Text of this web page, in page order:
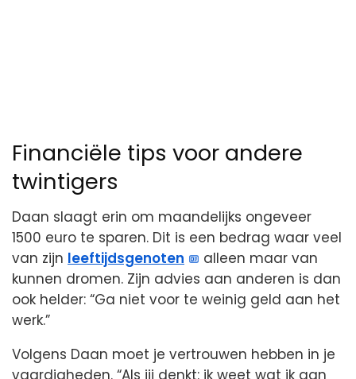
Financiële tips voor andere
twintigers
Daan slaagt erin om maandelijks ongeveer
1500 euro te sparen. Dit is een bedrag waar veel
van zijn leeftijdsgenoten
alleen maar van
kunnen dromen. Zijn advies aan anderen is dan
ook helder: “Ga niet voor te weinig geld aan het
werk.”
Volgens Daan moet je vertrouwen hebben in je